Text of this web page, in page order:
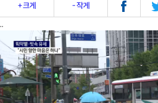
+ 크게 - 작게
..